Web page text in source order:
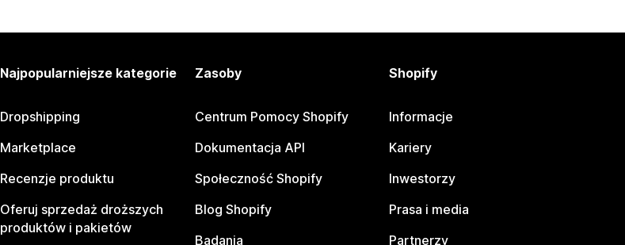
Najpopularniejsze kategorie
Dropshipping
Marketplace
Recenzje produktu
Oferuj sprzedaż droższych
produktów i pakietów
Zasoby
Centrum Pomocy Shopify
Dokumentacja API
Społeczność Shopify
Blog Shopify
Badania
Shopify
Informacje
Kariery
Inwestorzy
Prasa i media
Partnerzy